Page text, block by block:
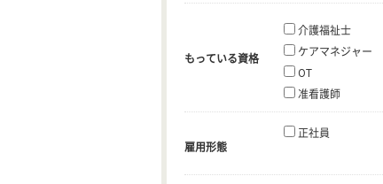
もっている資格
介護福祉士
ケアマネジャー
OT
准看護師
雇用形態
正社員